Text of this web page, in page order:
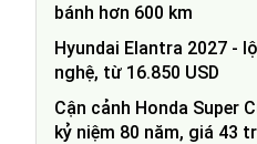
bánh hơn 600 km
Hyundai Elantra 2027 -
nghệ, từ 16.850 USD
Cận cảnh Honda Super
kỷ niệm 80 năm, giá 43